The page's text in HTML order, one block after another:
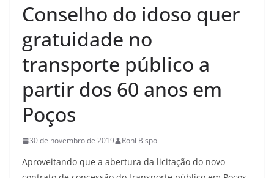
Conselho do idoso quer
gratuidade no
transporte público a
partir dos 60 anos em
Poços
30 de novembro de 2019 Roni Bispo
Aproveitando que a abertura da licitação do novo